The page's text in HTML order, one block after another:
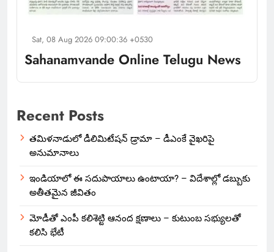
Sat, 08 Aug 2026 09:00:36 +0530
Sahanamvande Online Telugu News
Recent Posts
తమిళనాడులో డీలిమిటేషన్ డ్రామా – డీఎంకే వైఖరిపై
అనుమానాలు
ఇండియాలో‌ ఈ సదుపాయాలు ఉంటాయా? – విదేశాల్లో డబ్బుకు
అతీతమైన జీవితం
మోడీతో ఎంపీ కలిశెట్టి ఆనంద క్షణాలు – కుటుంబ సభ్యులతో
కలిసి భేటీ